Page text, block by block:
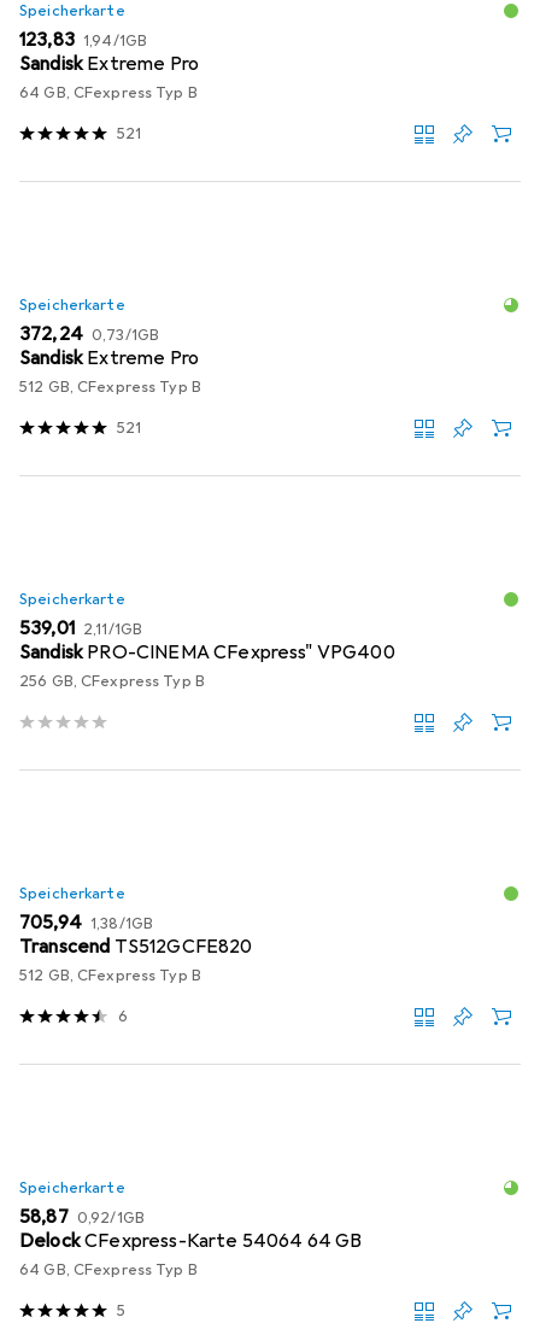
Speicherkarte
EUR
123,83 EUR
1,94/1GB
SandiskExtreme Pro
64 GB, CFexpress Typ B
521
Speicherkarte
EUR
372,24 EUR
0,73/1GB
SandiskExtreme Pro
512 GB, CFexpress Typ B
521
Speicherkarte
EUR
539,01 EUR
2,11/1GB
SandiskPRO-CINEMA CFexpress" VPG400
256 GB, CFexpress Typ B
Speicherkarte
EUR
705,94 EUR
1,38/1GB
Transcend TS512GCFE820
512 GB, CFexpress Typ B
6
Speicherkarte
EUR
58,87 EUR
0,92/1GB
DelockCFexpress-Karte 54064 64 GB
64 GB, CFexpress Typ B
5